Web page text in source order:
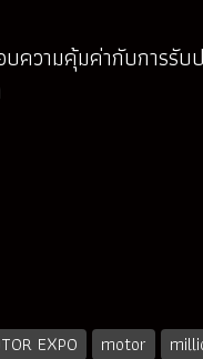
ความคุ้มค่ากับการรั
EXPO motor